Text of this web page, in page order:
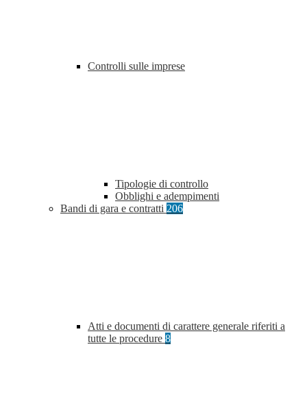
Controlli sulle imprese
Tipologie di controllo
Obblighi e adempimenti
Bandi di gara e contratti 206
Atti e documenti di carattere generale riferiti a
tutte le procedure 8